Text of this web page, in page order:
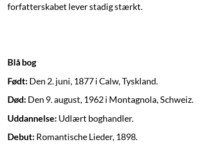
forfatterskabet lever stadig stærkt.
Blå bog
Født: Den 2. juni, 1877 i Calw, Tyskland.
Død: Den 9. august, 1962 i Montagnola, Schweiz.
Uddannelse: Udlært boghandler.
Debut: Romantische Lieder, 1898.